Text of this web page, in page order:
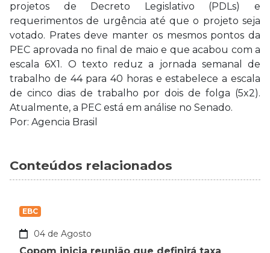
projetos de Decreto Legislativo (PDLs) e
requerimentos de urgência até que o projeto seja
votado. Prates deve manter os mesmos pontos da
PEC aprovada no final de maio e que acabou com a
escala 6X1. O texto reduz a jornada semanal de
trabalho de 44 para 40 horas e estabelece a escala
de cinco dias de trabalho por dois de folga (5x2).
Atualmente, a PEC está em análise no Senado.
Por: Agencia Brasil
Conteúdos relacionados
EBC
04 de Agosto